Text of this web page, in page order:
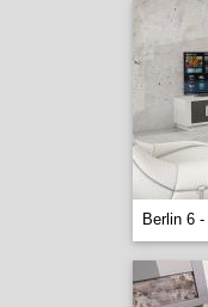
Berlin 6 -